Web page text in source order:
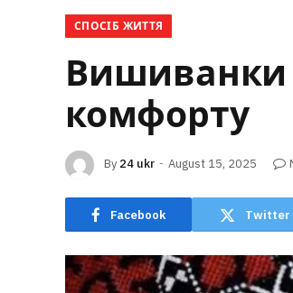
СПОСІБ ЖИТТЯ
Вишиванки
комфорту
By 24 ukr August 15, 2025
Facebook Twitter